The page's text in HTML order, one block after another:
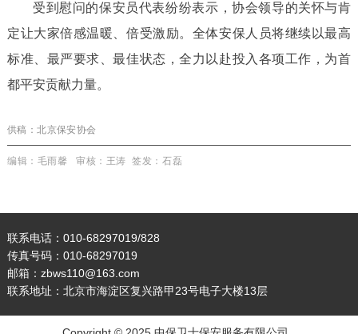
受到慰问的保安员代表纷纷表示，协会领导的关怀与肯
定让大家倍感温暖、倍受激励。全体安保人员将继续以最高
标准、最严要求、最佳状态，全力以赴投入各项工作，为首
都平安贡献力量。
供稿：北京保安协会
编辑： 毛雨馨审核： 王涛 签发 ： 石磊
联系电话：010-68297019/828
传真号码：010-68297019
邮箱：zbws110@163.com
联系地址：北京市海淀区复兴路甲23号电子大楼13层